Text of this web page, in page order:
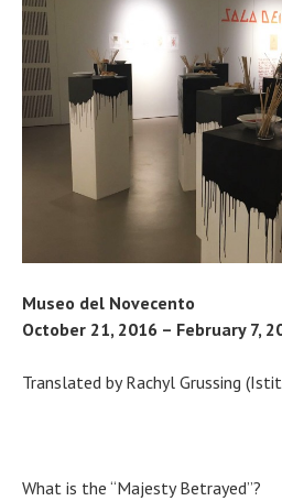
Museo del Novecento
October 21, 2016 – February 7,
Translated by Rachyl Grussing
What is the “Majesty Betrayed”?